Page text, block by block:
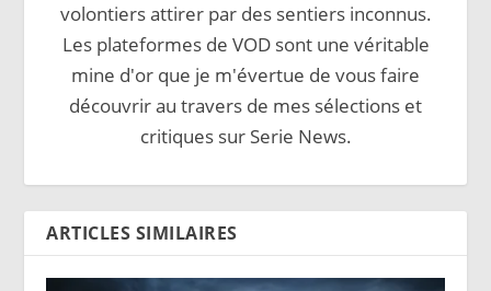
volontiers attirer par des sentiers inconnus.
Les plateformes de VOD sont une véritable
mine d'or que je m'évertue de vous faire
découvrir au travers de mes sélections et
critiques sur Serie News.
ARTICLES SIMILAIRES